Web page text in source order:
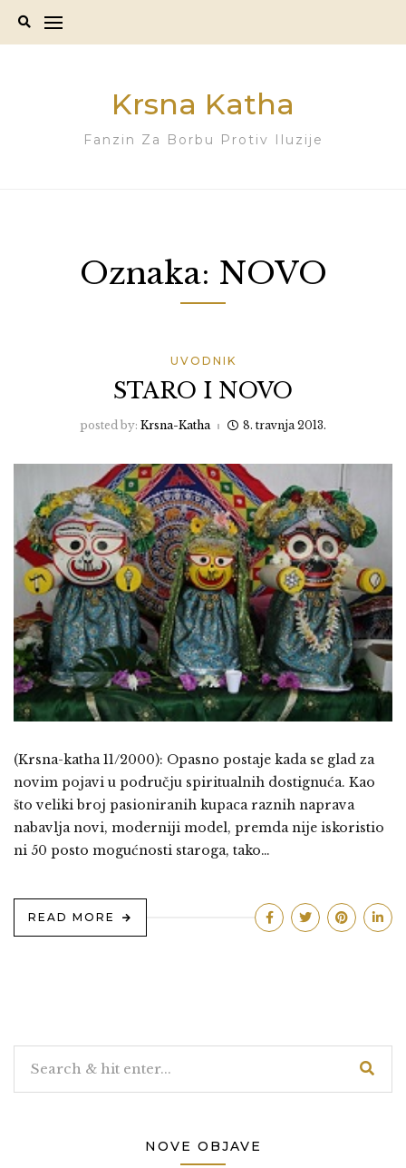
Krsna Katha
Fanzin Za Borbu Protiv Iluzije
Oznaka: NOVO
UVODNIK
STARO I NOVO
posted by: Krsna-Katha 8. travnja 2013.
(Krsna-katha 11/2000): Opasno postaje kada se glad za
novim pojavi u području spiritualnih dostignuća. Kao
što veliki broj pasioniranih kupaca raznih naprava
nabavlja novi, moderniji model, premda nije iskoristio
ni 50 posto mogućnosti staroga, tako…
READ MORE
NOVE OBJAVE